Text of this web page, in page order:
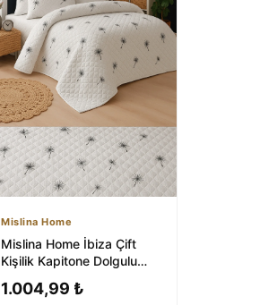
Mislina Home
Mislina Home İbiza Çift
Kişilik Kapitone Dolgulu
Dsn |Y...
1.004,99 ₺